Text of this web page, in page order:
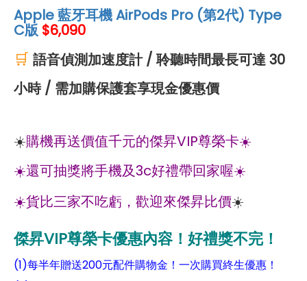
Apple 藍牙耳機 AirPods Pro (第2代) Type
C版 $6,090
🛒 語音偵測加速度計 / 聆聽時間最長可達 30
小時 / 需加購保護套享現金優惠價
☀️購機再送價值千元的傑昇VIP尊榮卡☀️
☀️還可抽獎將手機及3c好禮帶回家喔☀️
☀️貨比三家不吃虧，歡迎來傑昇比價☀️
傑昇VIP尊榮卡優惠內容！好禮獎不完！
(1)每半年贈送200元配件購物金！一次購買終生優惠！